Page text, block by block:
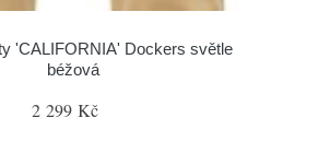
'CALIFORNIA' Dockers světle
béžová
2 299 Kč